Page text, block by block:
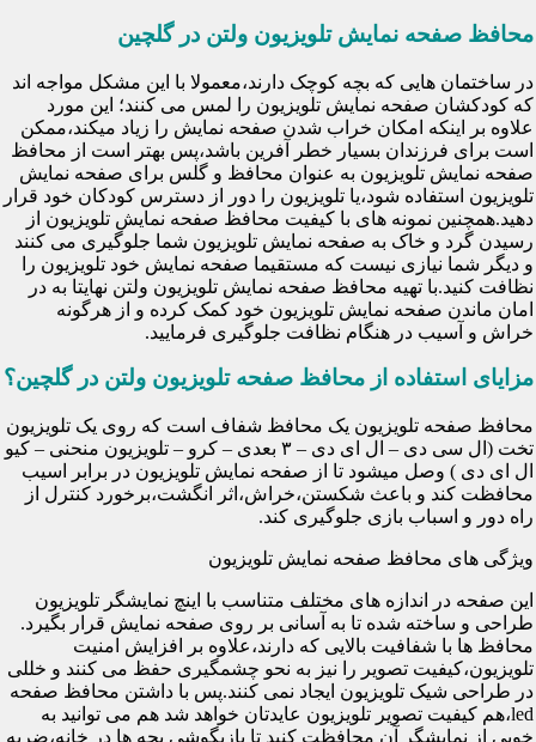
محافظ صفحه نمایش تلویزیون ولتن در گلچین
در ساختمان هایی که بچه کوچک دارند،معمولا با این مشکل مواجه اند
که کودکشان صفحه نمایش تلویزیون را لمس می کنند؛ این مورد
علاوه بر اینکه امکان خراب شدن صفحه نمایش را زیاد میکند،ممکن
است برای فرزندان بسیار خطر آفرین باشد،پس بهتر است از محافظ
صفحه نمایش تلویزیون به عنوان محافظ و گلس برای صفحه نمایش
تلویزیون استفاده شود،یا تلویزیون را دور از دسترس کودکان خود قرار
دهید.همچنین نمونه های با کیفیت محافظ صفحه نمایش تلویزیون از
رسیدن گرد و خاک به صفحه نمایش تلویزیون شما جلوگیری می کنند
و دیگر شما نیازی نیست که مستقیما صفحه نمایش خود تلویزیون را
نظافت کنید.با تهیه محافظ صفحه نمایش تلویزیون ولتن نهایتا به در
امان ماندن صفحه نمایش تلویزیون خود کمک کرده و از هرگونه
خراش و آسیب در هنگام نظافت جلوگیری فرمایید.
مزایای استفاده از محافظ صفحه تلویزیون ولتن در گلچین؟
محافظ صفحه تلویزیون یک محافظ شفاف است که روی یک تلویزیون
تخت (ال سی دی – ال ای دی – ۳ بعدی – کرو – تلویزیون منحنی – کیو
ال ای دی ) وصل میشود تا از صفحه نمایش تلویزیون در برابر اسیب
محافظت کند و باعث شکستن،خراش،اثر انگشت،برخورد کنترل از
راه دور و اسباب بازی جلوگیری کند.
ویژگی های محافظ صفحه نمایش تلویزیون
این صفحه در اندازه های مختلف متناسب با اینچ نمایشگر تلویزیون
طراحی و ساخته شده تا به آسانی بر روی صفحه نمایش قرار بگیرد.
محافظ ها با شفافیت بالایی که دارند،علاوه بر افزایش امنیت
تلویزیون،کیفیت تصویر را نیز به نحو چشمگیری حفظ می کنند و خللی
در طراحی شیک تلویزیون ایجاد نمی کنند.پس با داشتن محافظ صفحه
led،هم کیفیت تصویر تلویزیون عایدتان خواهد شد هم می توانید به
خوبی از نمایشگر آن محافظت کنید تا بازیگوشی بچه ها در خانه،ضربه